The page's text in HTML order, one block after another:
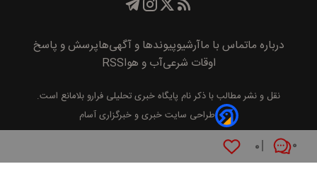
۰ ۰
درباره ماتماس با ماآرشیوپیوند‌ها و آگهی‌هاپرسش و پاسخ
اوقات شرعیآب و هواRSS
نقل و نشر مطالب با ذکر نام پايگاه خبری تحليلی فرارو بلامانع است.
طراحی سایت خبری و خبرگزاری آسام